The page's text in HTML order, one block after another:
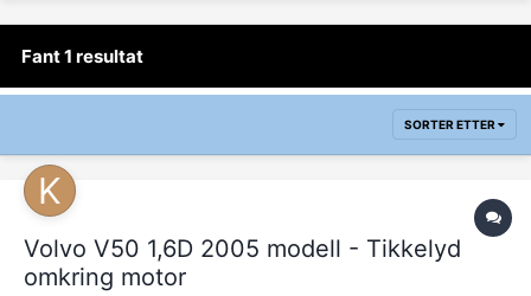
Fant 1 resultat
SORTER ETTER
Volvo V50 1,6D 2005 modell - Tikkelyd
omkring motor